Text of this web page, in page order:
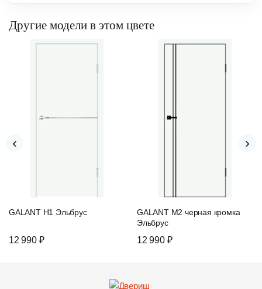
Другие модели в этом цвете
GALANT H1 Эльбрус
12 990 ₽
GALANT M2 черная кромка
Эльбрус
12 990 ₽
‹ ›